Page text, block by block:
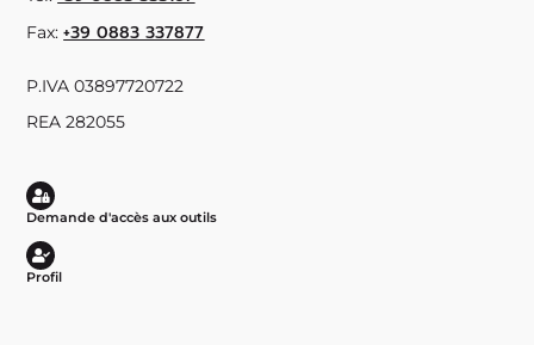
Fax:+39 0883 337877
P.IVA 03897720722
REA 282055
Demande d'accès aux outils
Profil